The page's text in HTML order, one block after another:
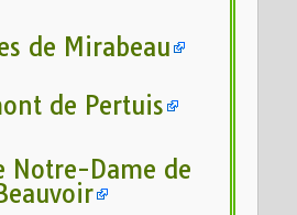
de Mirabeau
de Pertuis
Notre-Dame de